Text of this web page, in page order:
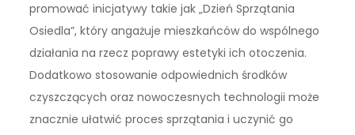
promować inicjatywy takie jak „Dzień Sprzątania
Osiedla”, który angażuje mieszkańców do wspólnego
działania na rzecz poprawy estetyki ich otoczenia.
Dodatkowo stosowanie odpowiednich środków
czyszczących oraz nowoczesnych technologii może
znacznie ułatwić proces sprzątania i uczynić go